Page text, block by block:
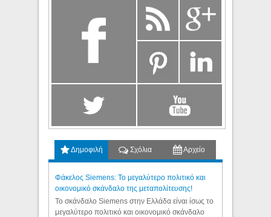
Δημοφιλή Σχόλια Αρχείο
Φάκελος Siemens: Το μεγαλύτερο πολιτικό και
οικονομικό σκάνδαλο της μεταπολίτευσης!
Το σκάνδαλο Siemens στην Ελλάδα είναι ίσως το
μεγαλύτερο πολιτικό και οικονομικό σκάνδαλο